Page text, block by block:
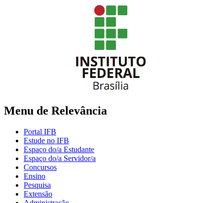
Menu de Relevância
Portal IFB
Estude no IFB
Espaço do/a Estudante
Espaço do/a Servidor/a
Concursos
Ensino
Pesquisa
Extensão